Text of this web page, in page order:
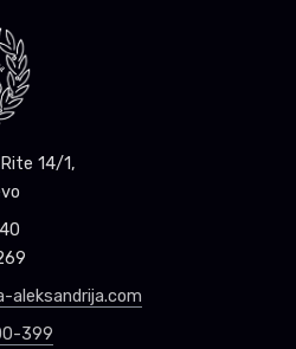
14/1,
aleksandrija.com
399